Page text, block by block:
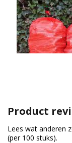
Product
Lees wat anderen
(per 100 stuks).